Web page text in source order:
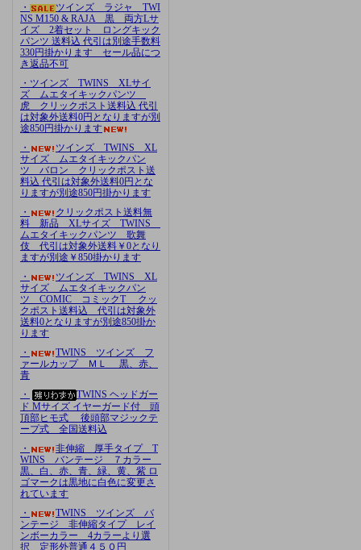
・
ツインズ ラジャ TWI
NS M150 & RAJA 黒 両方Lサ
イズ 2着セット ロングキック
パンツ 送料込 代引は別途手数料
330円掛かります セール品につ
き返品不可
・ツインズ TWINS XLサイ
ズ ムエタイキックパンツ
虎 クリックポスト送料込 代引
は対象外送料0円となりますが別
途850円掛かります
・
ツインズ TWINS XL
サイズ ムエタイキックパン
ツ バロン クリックポスト送
料込 代引は対象外送料0円とな
りますが別途850円掛かります
・
クリックポスト送料無
料 新品 XLサイズ TWINS
ムエタイキックパンツ 歌舞
伎 代引は対象外送料￥0となり
ますが別途￥850掛かります
・
ツインズ TWINS XL
サイズ ムエタイキックパン
ツ COMIC コミックT クッ
クポスト送料込 代引は対象外
送料0となりますが別途850掛か
ります
・
TWINS ツインズ フ
ァールカップ ＭＬ 黒、赤、
青
・
TWINS ヘッドガー
ド Mサイズ イヤーガード付 頭
頂部ヒモ式 後頭部マジックテ
ープ式 全国送料込
・
非伸縮 厚手タイプ T
WINS バンテージ ７カラー
黒、白、赤、青、緑、黄、紫 ロ
ゴマークは黒地に白色に変更さ
れています
・
TWINS ツインズ バ
ンテージ 非伸縮タイプ レイ
ンボーカラー 4カラーより選
択 定形外普通４５０円